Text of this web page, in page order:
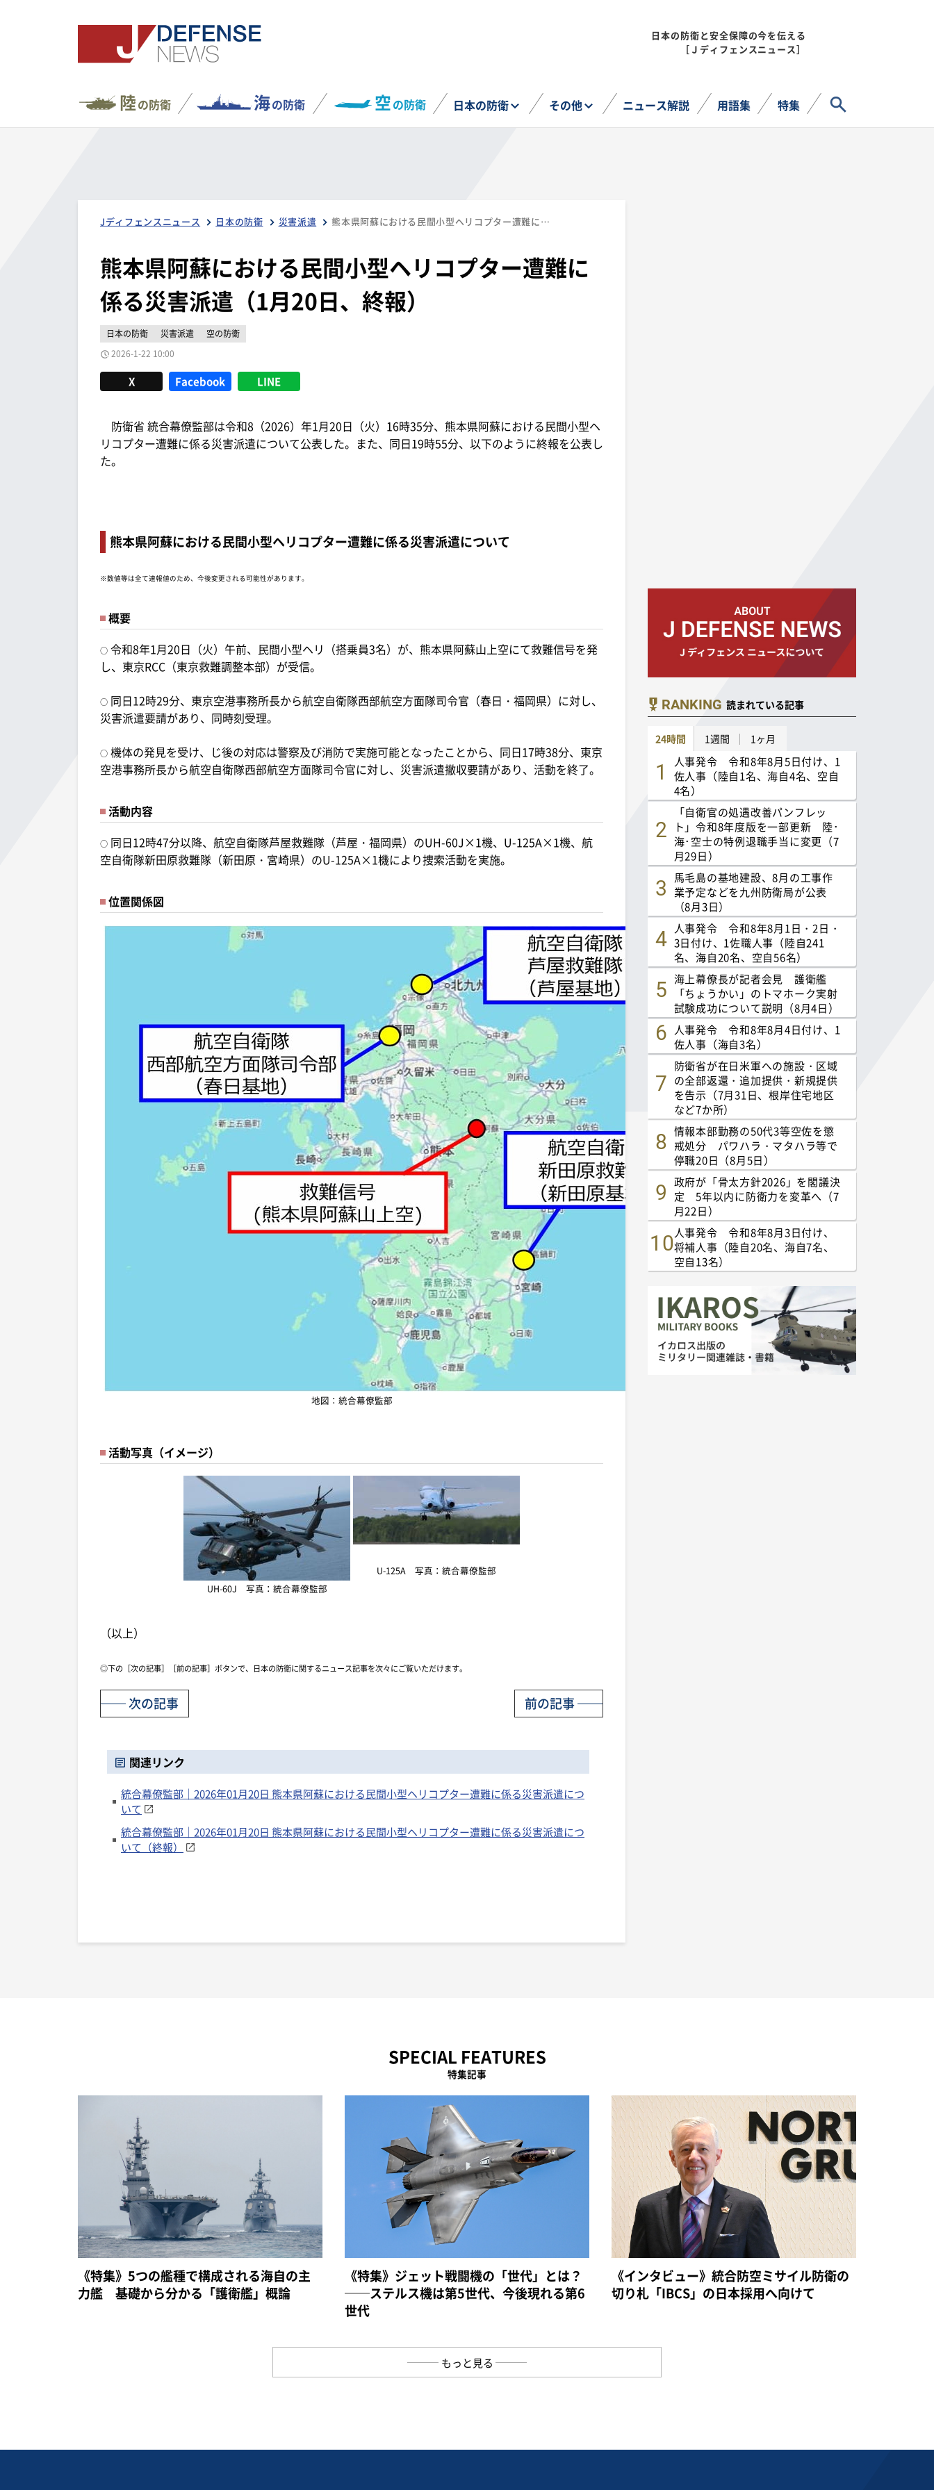
日本の防衛と安全保障の今を伝える
［Ｊディフェンスニュース］
陸の防衛 海の防衛 空の防衛 日本の防衛 その他 ニュース解説 用語集 特集
Jディフェンスニュース 日本の防衛 災害派遣 熊本県阿蘇における民間小型ヘリコプター遭難に係る災害派遣（1月20日、終報）
熊本県阿蘇における民間小型ヘリコプター遭難に
係る災害派遣（1月20日、終報）
日本の防衛 災害派遣
空の防衛
2026-1-22 10:00
X Facebook LINE
防衛省 統合幕僚監部は令和8（2026）年1月20日（火）16時35分、熊本県阿蘇における民間小型ヘ
リコプター遭難に係る災害派遣について公表した。また、同日19時55分、以下のように終報を公表し
た。
熊本県阿蘇における民間小型ヘリコプター遭難に係る災害派遣について
※数値等は全て速報値のため、今後変更される可能性があります。
概要
○ 令和8年1月20日（火）午前、民間小型ヘリ（搭乗員3名）が、熊本県阿蘇山上空にて救難信号を発
し、東京RCC（東京救難調整本部）が受信。
○ 同日12時29分、東京空港事務所長から航空自衛隊西部航空方面隊司令官（春日・福岡県）に対し、
災害派遣要請があり、同時刻受理。
○ 機体の発見を受け、じ後の対応は警察及び消防で実施可能となったことから、同日17時38分、東京
空港事務所長から航空自衛隊西部航空方面隊司令官に対し、災害派遣撤収要請があり、活動を終了。
活動内容
○ 同日12時47分以降、航空自衛隊芦屋救難隊（芦屋・福岡県）のUH-60J×1機、U-125A×1機、航
空自衛隊新田原救難隊（新田原・宮崎県）のU-125A×1機により捜索活動を実施。
位置関係図
地図：統合幕僚監部
活動写真（イメージ）
UH-60J 写真：統合幕僚監部
U-125A 写真：統合幕僚監部
（以上）
◎下の［次の記事］［前の記事］ボタンで、日本の防衛に関するニュース記事を次々にご覧いただけます。
前の記事
次の記事
関連リンク
統合幕僚監部｜2026年01月20日 熊本県阿蘇における民間小型ヘリコプター遭難に係る災害派遣につ
いて
統合幕僚監部｜2026年01月20日 熊本県阿蘇における民間小型ヘリコプター遭難に係る災害派遣につ
いて（終報）
RANKING 読まれている記事
24時間 1週間 1ヶ月
人事発令 令和8年8月5日付け、1
佐人事（陸自1名、海自4名、空自
4名）
「自衛官の処遇改善パンフレッ
ト」令和8年度版を一部更新 陸･
海･空士の特例退職手当に変更（7
月29日）
馬毛島の基地建設、8月の工事作
業予定などを九州防衛局が公表
（8月3日）
人事発令 令和8年8月1日・2日・
3日付け、1佐職人事（陸自241
名、海自20名、空自56名）
海上幕僚長が記者会見 護衛艦
「ちょうかい」のトマホーク実射
試験成功について説明（8月4日）
人事発令 令和8年8月4日付け、1
佐人事（海自3名）
防衛省が在日米軍への施設・区域
の全部返還・追加提供・新規提供
を告示（7月31日、根岸住宅地区
など7か所）
情報本部勤務の50代3等空佐を懲
戒処分 パワハラ・マタハラ等で
停職20日（8月5日）
政府が「骨太方針2026」を閣議決
定 5年以内に防衛力を変革へ（7
月22日）
人事発令 令和8年8月3日付け、
将補人事（陸自20名、海自7名、
空自13名）
SPECIAL FEATURES
特集記事
《特集》5つの艦種で構成される海自の主
力艦 基礎から分かる「護衛艦」概論
《特集》ジェット戦闘機の「世代」とは？
──ステルス機は第5世代、今後現れる第6
世代
《インタビュー》統合防空ミサイル防衛の
切り札「IBCS」の日本採用へ向けて
もっと見る